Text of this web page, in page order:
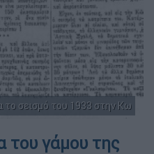
σεισμό του 1933 στην Κω
του γάμου της